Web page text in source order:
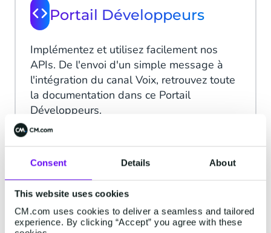
Consent Details About
This website uses cookies
CM.com uses cookies to deliver a seamless and tailored
experience. By clicking “Accept” you agree with these
Portail Développeurs
Implémentez et utilisez facilement nos
APIs. De l'envoi d'un simple message à
l'intégration du canal Voix, retrouvez toute
la documentation dans ce Portail
Développeurs.
Lire la suite
Statut de la Plateforme
Nous monitorons en continu le statut de